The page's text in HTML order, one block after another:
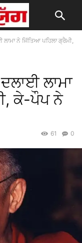
ਨੇ ਜਿੱਤਿਆ ਪਹਿਲਾ ਗ੍ਰੈਮੀ,
ਲਾਮਾ
ਕੇ-ਪੌਪ ਨੇ
0
61